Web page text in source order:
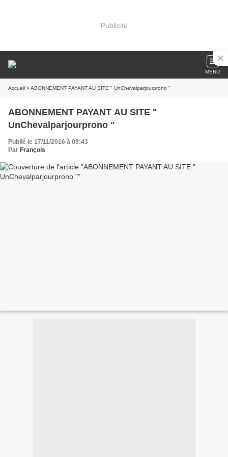
Publicité
MENU
Accueil » ABONNEMENT PAYANT AU SITE " UnChevalparjourprono "
ABONNEMENT PAYANT AU SITE "
UnChevalparjourprono "
Publié le 17/11/2016 à 09:43
Par François